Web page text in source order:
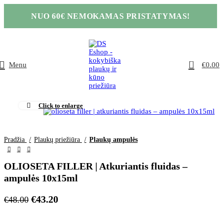
NUO 60€ NEMOKAMAS PRISTATYMAS!
Menu 0 €0.00
Click to enlarge
Pradžia Plaukų priežiūra Plaukų ampulės
OLIOSETA FILLER | Atkuriantis fluidas –
ampulės 10x15ml
€48.00 €43.20